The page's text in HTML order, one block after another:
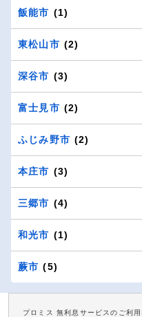
飯能市 (1)
東松山市 (2)
深谷市 (3)
富士見市 (2)
ふじみ野市 (2)
本庄市 (3)
三郷市 (4)
和光市 (1)
蕨市 (5)
プロミス 無利息サービスのご利